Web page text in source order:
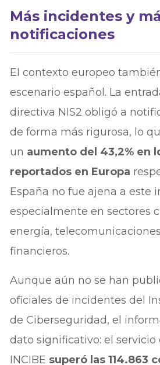
Más incidentes y
notificaciones
El contexto europeo
escenario español. La
directiva NIS2 obligó a
de forma más rigurosa, lo
un aumento del 43,2% en
reportados en Europa
España no fue ajena a este
especialmente en sectores
energía,
financieros.
Aunque aún no se han
oficiales de incidentes del
de Ciberseguridad, el
dato significativo: el
INCIBE superó las 114.863